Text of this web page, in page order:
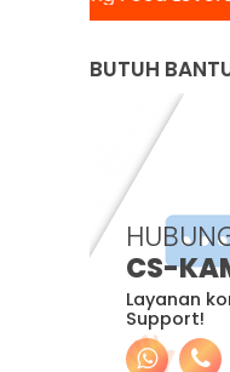
BUTUH
CS-
Layanan
Support!